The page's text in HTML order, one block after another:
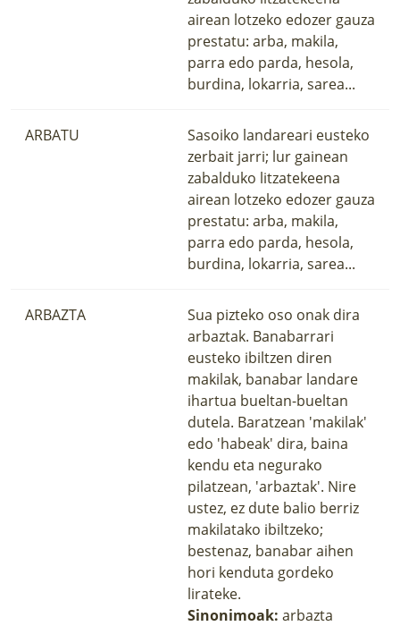
airean lotzeko edozer gauza
prestatu: arba, makila,
parra edo parda, hesola,
burdina, lokarria, sarea...
ARBATU
Sasoiko landareari eusteko
zerbait jarri; lur gainean
zabalduko litzatekeena
airean lotzeko edozer gauza
prestatu: arba, makila,
parra edo parda, hesola,
burdina, lokarria, sarea...
ARBAZTA
Sua pizteko oso onak dira
arbaztak. Banabarrari
eusteko ibiltzen diren
makilak, banabar landare
ihartua bueltan-bueltan
dutela. Baratzean 'makilak'
edo 'habeak' dira, baina
kendu eta negurako
pilatzean, 'arbaztak'. Nire
ustez, ez dute balio berriz
makilatako ibiltzeko;
bestenaz, banabar aihen
hori kenduta gordeko
lirateke.
Sinonimoak: arbazta